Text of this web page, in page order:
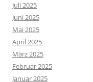
Juli 2025
Juni 2025
Mai 2025
April 2025
März 2025
Februar 2025
Januar 2025